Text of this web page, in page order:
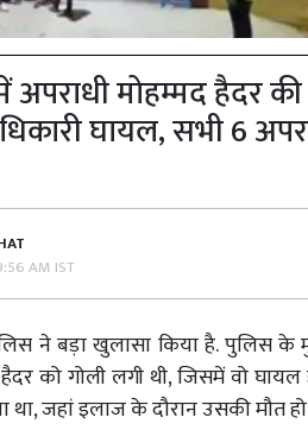
मोहम्मद हैदर
घायल, सभी 6
AM IST
ने बड़ा खुलासा किया है. पुलिस के
हैदर को गोली लगी थी, जिसमें वो
था, जहां इलाज के दौरान उसकी मौत